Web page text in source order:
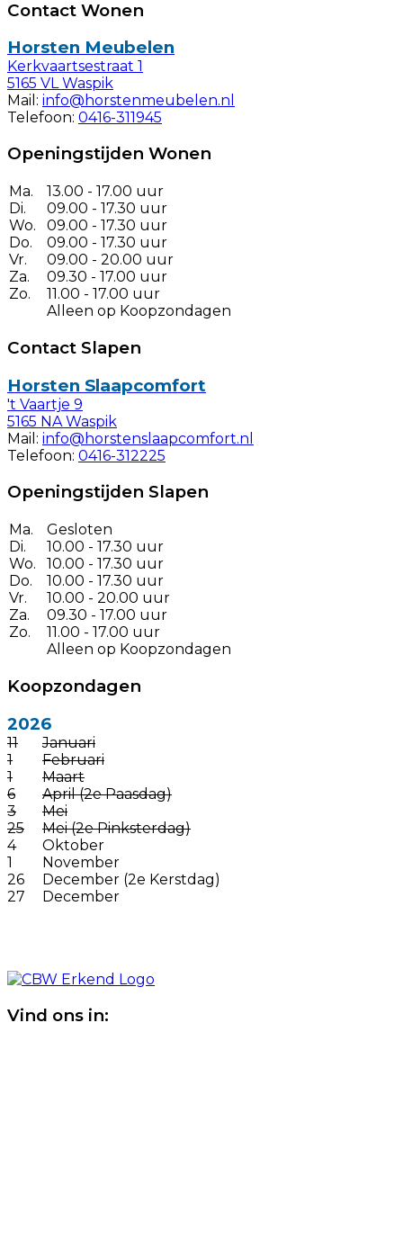
Contact Wonen
Horsten Meubelen
Kerkvaartsestraat 1
5165 VL Waspik
Mail: info@horstenmeubelen.nl
Telefoon: 0416-311945
Openingstijden Wonen
Ma.
Di.
Wo.
Do.
Vr.
Za.
Zo.
13.00 - 17.00 uur
09.00 - 17.30 uur
09.00 - 17.30 uur
09.00 - 17.30 uur
09.00 - 20.00 uur
09.30 - 17.00 uur
11.00 - 17.00 uur
Alleen op Koopzondagen
Contact Slapen
Horsten Slaapcomfort
't Vaartje 9
5165 NA Waspik
Mail: info@horstenslaapcomfort.nl
Telefoon: 0416-312225
Openingstijden Slapen
Ma.
Di.
Wo.
Do.
Vr.
Za.
Zo.
Gesloten
10.00 - 17.30 uur
10.00 - 17.30 uur
10.00 - 17.30 uur
10.00 - 20.00 uur
09.30 - 17.00 uur
11.00 - 17.00 uur
Alleen op Koopzondagen
Koopzondagen
2026
11
Januari
1
Februari
1
Maart
6
April (2e Paasdag)
3
Mei
25
Mei (2e Pinksterdag)
4
Oktober
1
November
26
December (2e Kerstdag)
27
December
Vind ons in: